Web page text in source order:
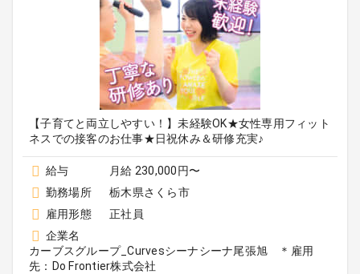
【子育てと両立しやすい！】未経験OK★女性専用フィット
ネスでの接客のお仕事★日祝休み＆研修充実♪
給与
月給 230,000円〜
勤務場所
栃木県さくら市
雇用形態
正社員
企業名
カーブスグループ_Curvesシーナシーナ尾張旭 ＊雇用
先：Do Frontier株式会社